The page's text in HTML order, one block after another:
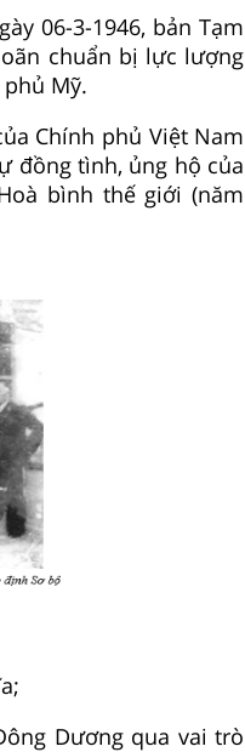
06-3-1946, bản Tạm
chuẩn bị lực lượng
Mỹ.
Chính phủ Việt Nam
đồng tình, ủng hộ của
bình thế giới (năm
Dương qua vai trò